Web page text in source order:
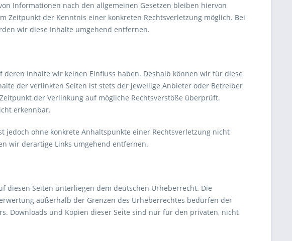
Informationen nach den allgemeinen Gesetzen bleiben hiervon
Zeitpunkt der Kenntnis einer konkreten Rechtsverletzung möglich. Bei
wir diese Inhalte umgehend entfernen.
Inhalte wir keinen Einfluss haben. Deshalb können wir für diese
der verlinkten Seiten ist stets der jeweilige Anbieter oder Betreiber
der Verlinkung auf mögliche Rechtsverstöße überprüft.
erkennbar.
ohne konkrete Anhaltspunkte einer Rechtsverletzung nicht
wir derartige Links umgehend entfernen.
diesen Seiten unterliegen dem deutschen Urheberrecht. Die
außerhalb der Grenzen des Urheberrechtes bedürfen der
Downloads und Kopien dieser Seite sind nur für den privaten, nicht